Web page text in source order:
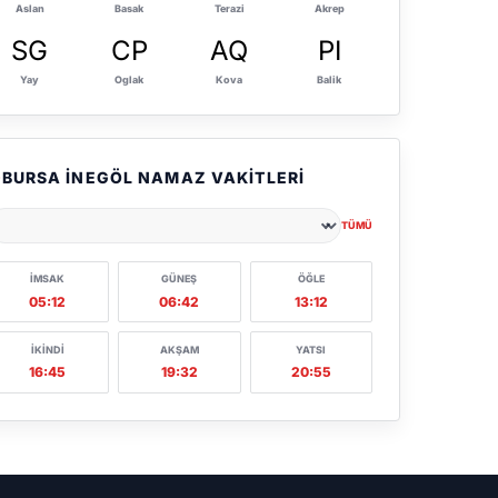
Aslan Basak Terazi Akrep
SG
Yay
CP
Oglak
AQ
Kova
PI
Balik
BURSA İNEGÖL NAMAZ VAKITLERI
TÜMÜ
İMSAK
05:12
GÜNEŞ
06:42
ÖĞLE
13:12
İKINDI
16:45
AKŞAM
19:32
YATSI
20:55